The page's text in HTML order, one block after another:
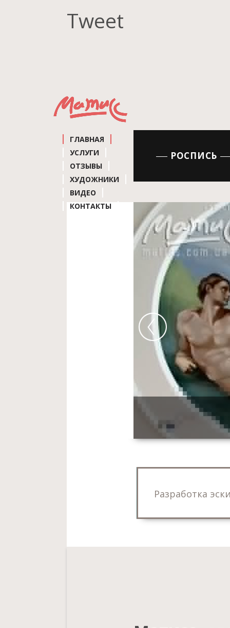
Tweet
ГЛАВНАЯ
УСЛУГИ
ОТЗЫВЫ
ХУДОЖНИКИ
ВИДЕО
КОНТАКТЫ
РОСПИСЬ
Роспись холла.
Роспись потолка.
Роспись в стиле
Роспись бассейна.
Роспись самолета.
Роспись детской.
ЖК
Роспись комнаты.
Роспись храма.
Роспись стен.
Разработка